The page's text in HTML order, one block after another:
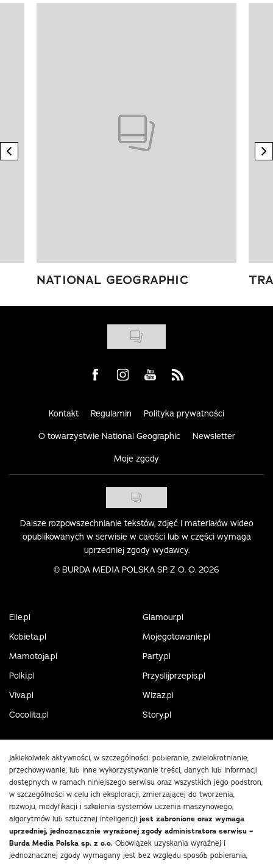
previous element
NATIONAL GEOGRAPHIC
Visit us on Facebook
Visit us on Instagram
Visit us on Youtube
Visit us on Rss
Kontakt Regulamin Polityka prywatności
O towarzystwie National Geographic Newsletter
Moje zgody
Dalsze rozpowszechnianie tekstów, zdjęć i materiałów wideo
opublikowanych w serwisie w całości lub w części wymaga
uprzedniej zgody wydawcy.
© BURDA MEDIA POLSKA SP. Z O. O. 2026
Elle.pl
Glamour.pl
Kobieta.pl
Mojegotowanie.pl
Mamotoja.pl
Party.pl
Polki.pl
Przyslijprzepis.pl
Viva.pl
Wizaz.pl
Cocolita.pl
Story.pl
Jakiekolwiek aktywności, w szczególności: pobieranie, zwielokrotnianie,
przechowywanie, lub inne wykorzystywanie treści, danych lub informacji
dostępnych w ramach niniejszego serwisu oraz wszystkich jego podstron,
w szczególności w celu ich eksploracji, zmierzającej do tworzenia,
rozwoju, modyfikacji i szkolenia systemów uczenia maszynowego,
algorytmów lub sztucznej inteligencji jest zabronione oraz wymaga
uprzedniej, jednoznacznie wyrażonej zgody administratora serwisu –
Burda Media Polska sp. z o.o. Obowiązek uzyskania wyraźnej i
jednoznacznej zgody wymagany jest bez względu sposób pobierania,